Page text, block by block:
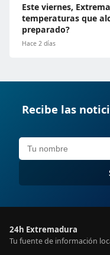
Este viernes,
temperaturas que
preparado?
Hace 2 días
Recibe las
24h Extremadura
Tu fuente de información